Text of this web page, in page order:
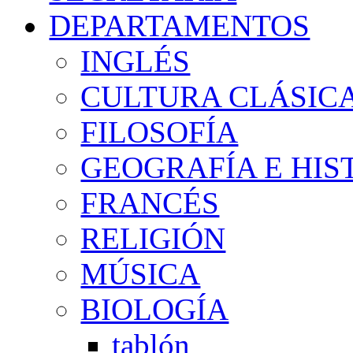
DEPARTAMENTOS
INGLÉS
CULTURA
FILOSOFÍA
GEOGRAFÍA E
FRANCÉS
RELIGIÓN
MÚSICA
BIOLOGÍA
tablón